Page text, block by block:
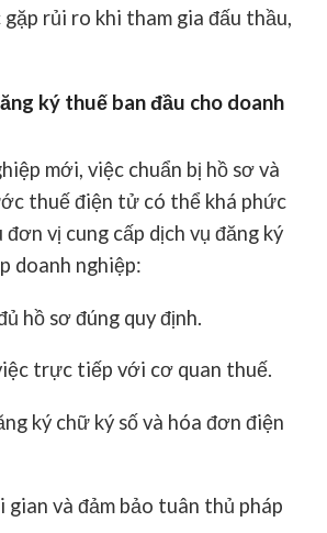
gặp rủi ro khi tham gia đấu thầu,
ký thuế ban đầu cho doanh
mới, việc chuẩn bị hồ sơ và
thuế điện tử có thể khá phức
vị cung cấp dịch vụ đăng ký
doanh nghiệp:
hồ sơ đúng quy định.
trực tiếp với cơ quan thuế.
ký chữ ký số và hóa đơn điện
và đảm bảo tuân thủ pháp